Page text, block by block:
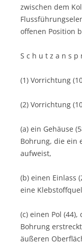
zwischen dem
offenen Position
S c h u t z a n s p
(1) Vorrichtung
(2) Vorrichtung
(a) ein Gehäuse
Bohrung, die ein
aufweist,
(b) einen Einlass
eine
(c) einen Pol
Bohrung
äußeren